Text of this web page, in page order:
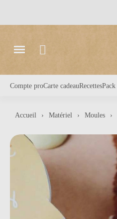
Compte proCarte cadeauRecettesPack
Accueil Matériel Moules